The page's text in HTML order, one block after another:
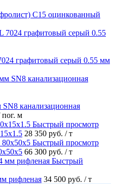
С15 оцинкованный
графитовый серый 0.55 мм
канализационная
пог. м
Быстрый просмотр
28 350 руб. / т
Быстрый просмотр
66 300 руб. / т
Быстрый
рифленая 34 500 руб. / т